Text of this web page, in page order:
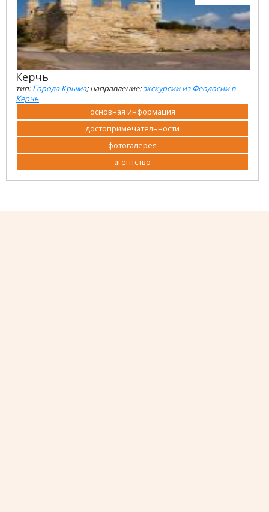
Керчь
тип:Города Крыма; направление:экскурсии из Феодосии в
Керчь
основная информация
достопримечательности
фотогалерея
агентство